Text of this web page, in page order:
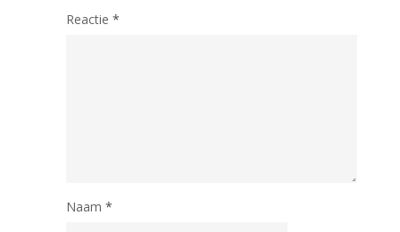
Reactie *
Naam *